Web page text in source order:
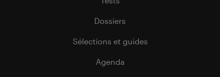
Dossiers
Sélections et guides
Agenda